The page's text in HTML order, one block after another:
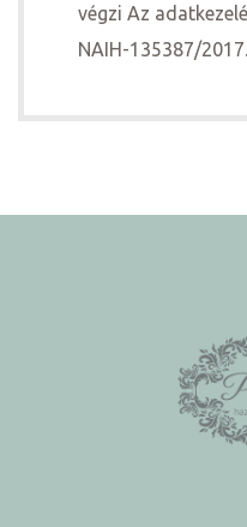
végzi Az
NAIH-135387/2017.